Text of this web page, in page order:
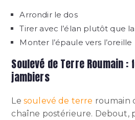
Arrondir le dos
Tirer avec l’élan plutôt que
Monter l’épaule vers l’oreille
Soulevé de Terre Roumain
jambiers
Le soulevé de terre roumain
chaîne postérieure. Debout,